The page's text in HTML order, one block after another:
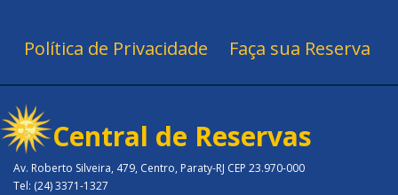
Política de Privacidade Faça sua Reserva
Central de Reservas
Av. Roberto Silveira, 479, Centro, Paraty-RJ CEP 23.970-000
Tel: (24) 3371-1327